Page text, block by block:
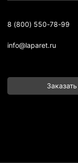
8 (800) 550-78-99
info@laparet.ru